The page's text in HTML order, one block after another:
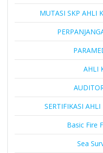
MUTASI SKP AHLI
AHLI
SERTIFIKASI
Basic Fire
Sea